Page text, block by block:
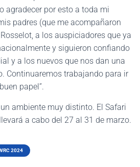
agradecer por esto a toda mi
padres (que me acompañaron
a los auspiciadores que ya
y siguieron confiando
y a los nuevos que nos dan una
Continuaremos trabajando para ir
papel”.
ambiente muy distinto. El Safari
a cabo del 27 al 31 de marzo.
2024